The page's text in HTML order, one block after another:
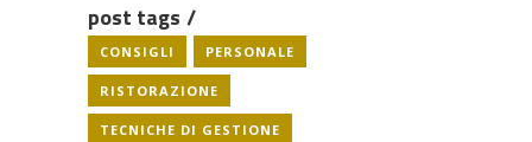
post tags
CONSIGLI PERSONALE
RISTORAZIONE
TECNICHE DI GESTIONE